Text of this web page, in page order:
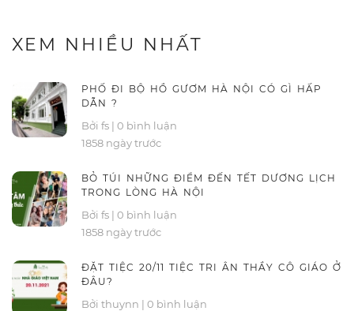
XEM NHIỀU NHẤT
PHỐ ĐI BỘ HỒ GƯƠM HÀ NỘI CÓ GÌ HẤP
DẪN ?
Bởi fs | 0 bình luận
1858 ngày trước
BỎ TÚI NHỮNG ĐIỂM ĐẾN TẾT DƯƠNG LỊCH
TRONG LÒNG HÀ NỘI
Bởi fs | 0 bình luận
1858 ngày trước
ĐẶT TIỆC 20/11 TIỆC TRI ÂN THẦY CÔ GIÁO Ở
ĐÂU?
Bởi thuynn | 0 bình luận